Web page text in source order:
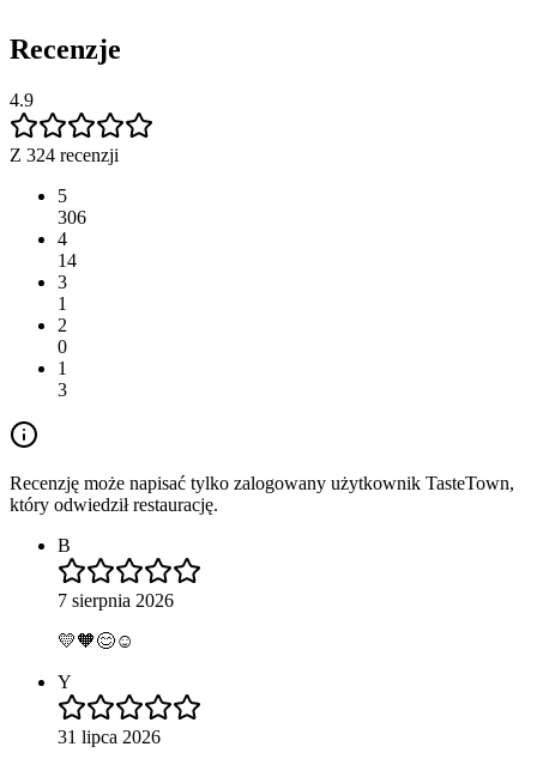
Recenzje
4.9
Z 324 recenzji
5
306
4
14
3
1
2
0
1
3
Recenzję może napisać tylko zalogowany użytkownik TasteTown,
który odwiedził restaurację.
B
7 sierpnia 2026
💛🧡😊☺️
Y
31 lipca 2026